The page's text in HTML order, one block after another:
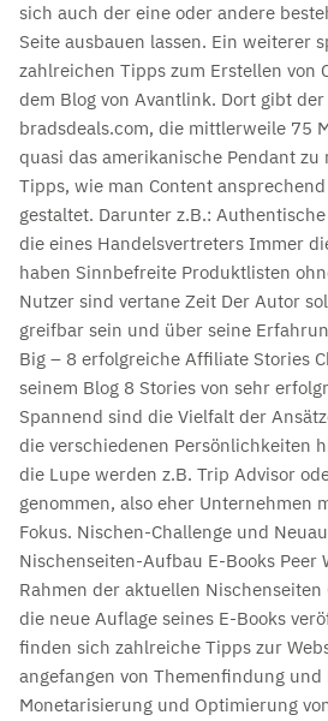
sich auch der eine oder andere
Seite ausbauen lassen. Ein weiterer
zahlreichen Tipps zum Erstellen von
dem Blog von Avantlink. Dort gibt
bradsdeals.com, die mittlerweile 75
quasi das amerikanische Pendant zu
Tipps, wie man Content
gestaltet. Darunter z.B.:
die eines Handelsvertreters Immer
haben Sinnbefreite Produktlisten
Nutzer sind vertane Zeit Der Autor
greifbar sein und über seine
Big – 8 erfolgreiche Affiliate Stories
seinem Blog 8 Stories von sehr
Spannend sind die Vielfalt der
die verschiedenen Persönlichkeiten
die Lupe werden z.B. Trip Advisor
genommen, also eher Unternehmen
Fokus. Nischen-Challenge und
Nischenseiten-Aufbau E-Books Peer
Rahmen der aktuellen
die neue Auflage seines E-Books
finden sich zahlreiche Tipps zur
angefangen von Themenfindung
Monetarisierung und Optimierung